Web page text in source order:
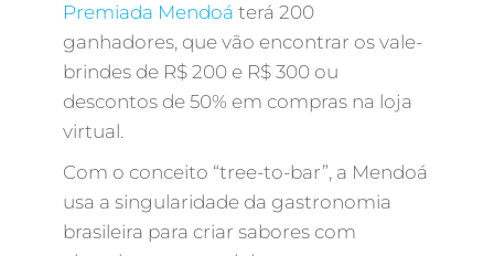
Premiada Mendoá terá 200
ganhadores, que vão encontrar os vale-
brindes de R$ 200 e R$ 300 ou
descontos de 50% em compras na loja
virtual.
Com o conceito “tree-to-bar”, a Mendoá
usa a singularidade da gastronomia
brasileira para criar sabores com